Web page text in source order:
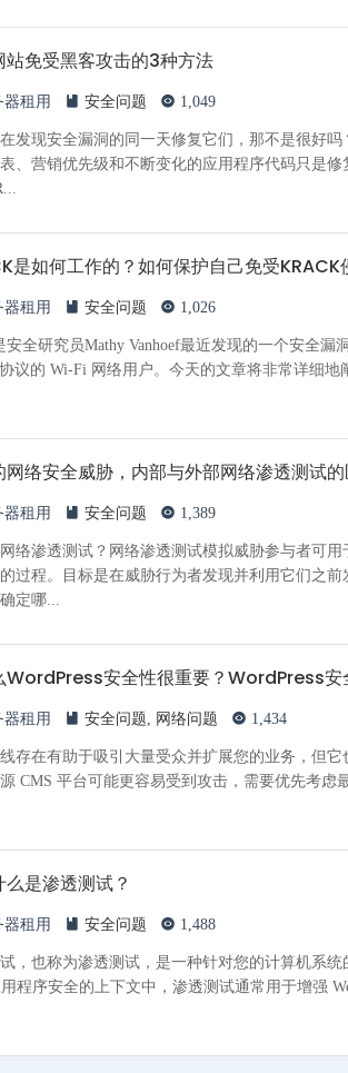
站免受黑客攻击的3种方法
器租用 安全问题 1,049
发现安全漏洞的同一天修复它们，那不是很好
、营销优先级和不断变化的应用程序代码只是
是如何工作的？如何保护自己免受KRACK
器租用 安全问题 1,026
安全研究员Mathy Vanhoef最近发现的一个安全
议的 Wi-Fi 网络用户。今天的文章将非常详细地
网络安全威胁，内部与外部网络渗透测试
器租用 安全问题 1,389
络渗透测试？网络渗透测试模拟威胁参与者可
程。目标是在威胁行为者发现并利用它们之前发现安全问题。 渗透测
定哪...
WordPress安全性很重要？WordPress安
器租用 安全问题, 网络问题 1,434
存在有助于吸引大量受众并扩展您的业务，但它
么是渗透测试？
器租用 安全问题 1,488
，也称为渗透测试，是一种针对您的计算机系